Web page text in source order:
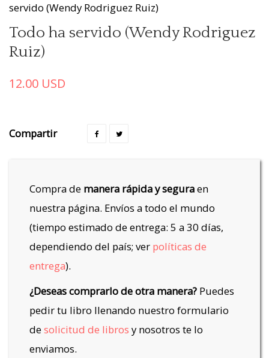
servido (Wendy Rodriguez Ruiz)
Todo ha servido (Wendy Rodriguez
Ruiz)
12.00 USD
Compartir
Compra de manera rápida y seguraen
nuestra página. Envíos a todo el mundo
(tiempo estimado de entrega: 5 a 30 días,
dependiendo del país; ver políticas de
entrega).
¿Deseas comprarlo de otra manera?Puedes
pedir tu libro llenando nuestro formulario
desolicitud de libros y nosotros te lo
enviamos.